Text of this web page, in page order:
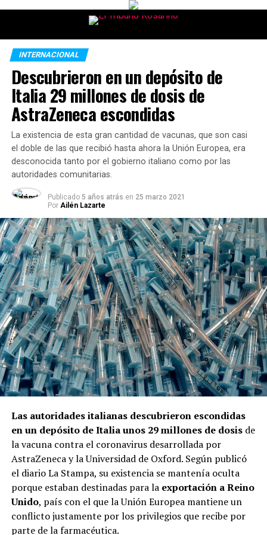
INTERNACIONAL
Descubrieron en un depósito de
Italia 29 millones de dosis de
AstraZeneca escondidas
La existencia de esta gran cantidad de vacunas, que son casi
el doble de las que recibió hasta ahora la Unión Europea, era
desconocida tanto por el gobierno italiano como por las
autoridades comunitarias.
Publicado 5 años atrás en 25 marzo 2021
Por Ailén Lazarte
Las autoridades italianas descubrieron escondidas
en un depósito de Italia unos 29 millones de dosisde
la vacuna contra el coronavirus desarrollada por
AstraZeneca y la Universidad de Oxford. Según publicó
el diario La Stampa, su existencia se mantenía oculta
porque estaban destinadas para la exportación a Reino
Unido, país con el que la Unión Europea mantiene un
conflicto justamente por los privilegios que recibe por
parte de la farmacéutica.